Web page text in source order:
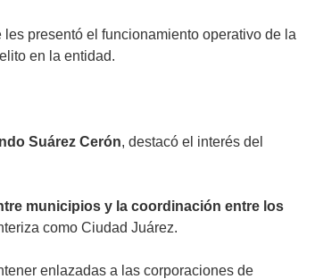
presentó el funcionamiento operativo de la
en la entidad.
Suárez Cerón, destacó el interés del
municipios y la coordinación entre los
como Ciudad Juárez.
enlazadas a las corporaciones de